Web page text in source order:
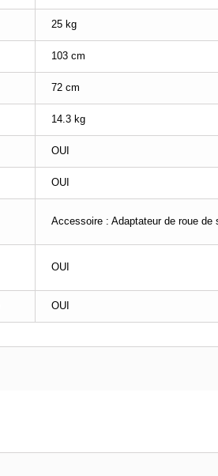
25 kg
103 cm
72 cm
14.3 kg
OUI
OUI
Accessoire : Adaptateur de roue de
OUI
OUI